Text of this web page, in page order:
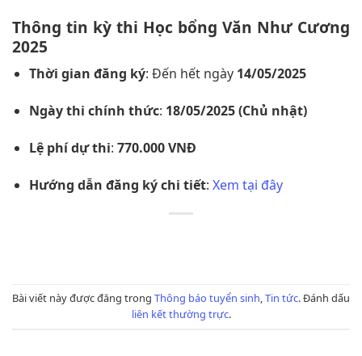
Thông tin kỳ thi Học bổng Văn Như Cương
2025
Thời gian đăng ký: Đến hết ngày 14/05/2025
Ngày thi chính thức: 18/05/2025 (Chủ nhật)
Lệ phí dự thi: 770.000 VNĐ
Hướng dẫn đăng ký chi tiết: Xem tại đây
Bài viết này được đăng trong Thông báo tuyển sinh,Tin tức. Đánh dấu
liên kết thường trực.